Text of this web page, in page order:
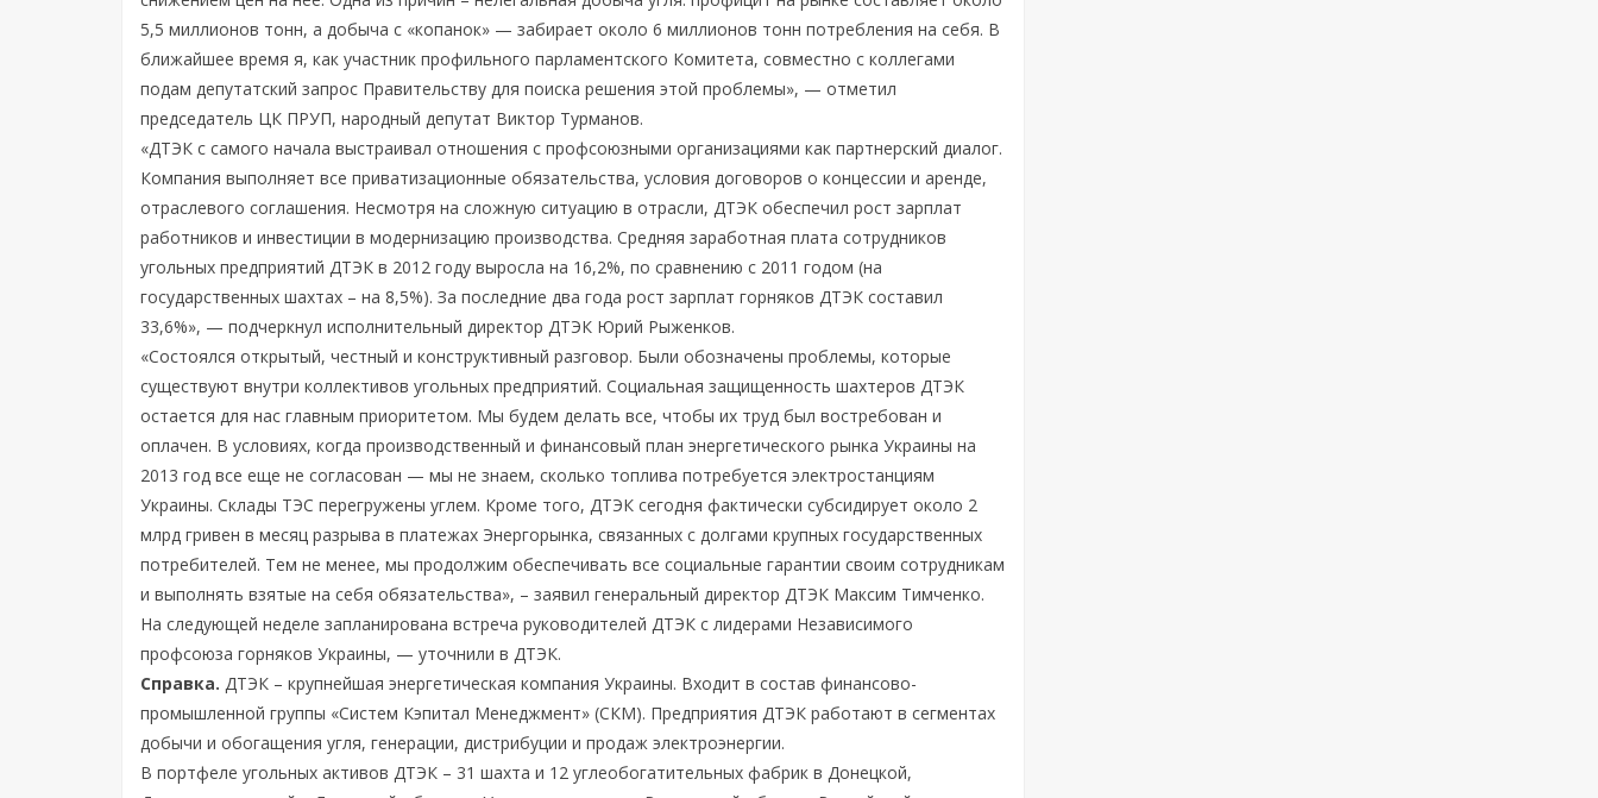
5,5 миллионов тонн, а добыча с «копанок» — забирает около 6 миллионов тонн потребления на себя. В
ближайшее время я, как участник профильного парламентского Комитета, совместно с коллегами
подам депутатский запрос Правительству для поиска решения этой проблемы», — отметил
председатель ЦК ПРУП, народный депутат Виктор Турманов.
«ДТЭК с самого начала выстраивал отношения с профсоюзными организациями как партнерский диалог.
Компания выполняет все приватизационные обязательства, условия договоров о концессии и аренде,
отраслевого соглашения. Несмотря на сложную ситуацию в отрасли, ДТЭК обеспечил рост зарплат
работников и инвестиции в модернизацию производства. Средняя заработная плата сотрудников
угольных предприятий ДТЭК в 2012 году выросла на 16,2%, по сравнению с 2011 годом (на
государственных шахтах – на 8,5%). За последние два года рост зарплат горняков ДТЭК составил
33,6%», — подчеркнул исполнительный директор ДТЭК Юрий Рыженков.
«Состоялся открытый, честный и конструктивный разговор. Были обозначены проблемы, которые
существуют внутри коллективов угольных предприятий. Социальная защищенность шахтеров ДТЭК
остается для нас главным приоритетом. Мы будем делать все, чтобы их труд был востребован и
оплачен. В условиях, когда производственный и финансовый план энергетического рынка Украины на
2013 год все еще не согласован — мы не знаем, сколько топлива потребуется электростанциям
Украины. Склады ТЭС перегружены углем. Кроме того, ДТЭК сегодня фактически субсидирует около 2
млрд гривен в месяц разрыва в платежах Энергорынка, связанных с долгами крупных государственных
потребителей. Тем не менее, мы продолжим обеспечивать все социальные гарантии своим сотрудникам
и выполнять взятые на себя обязательства», – заявил генеральный директор ДТЭК Максим Тимченко.
На следующей неделе запланирована встреча руководителей ДТЭК с лидерами Независимого
профсоюза горняков Украины, — уточнили в ДТЭК.
Справка. ДТЭК – крупнейшая энергетическая компания Украины. Входит в состав финансово-
промышленной группы «Систем Кэпитал Менеджмент» (СКМ). Предприятия ДТЭК работают в сегментах
добычи и обогащения угля, генерации, дистрибуции и продаж электроэнергии.
В портфеле угольных активов ДТЭК – 31 шахта и 12 углеобогатительных фабрик в Донецкой,